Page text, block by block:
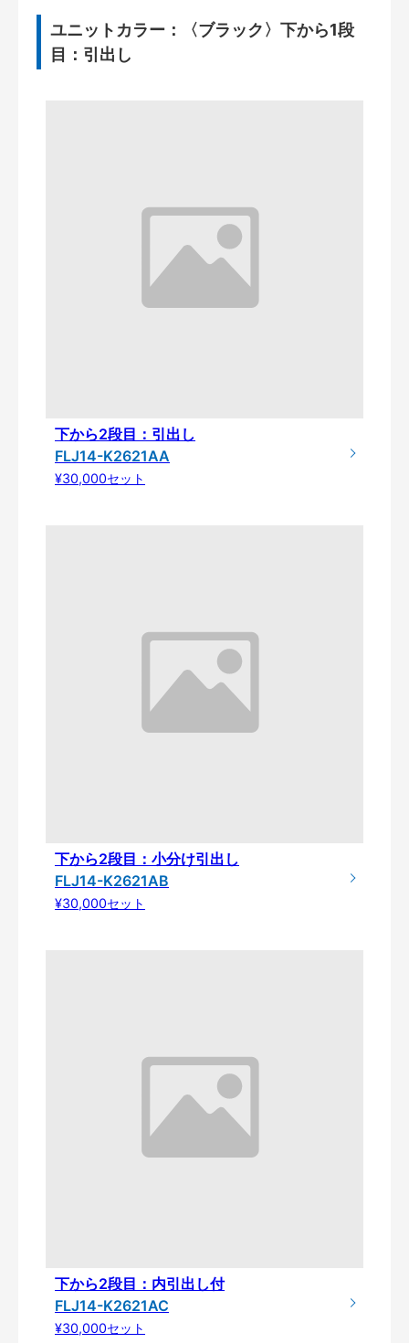
ユニットカラー：〈ブラック〉下から1段
目：引出し
下から2段目：引出し
FLJ14-K2621AA
¥30,000セット
下から2段目：小分け引出し
FLJ14-K2621AB
¥30,000セット
下から2段目：内引出し付
FLJ14-K2621AC
¥30,000セット